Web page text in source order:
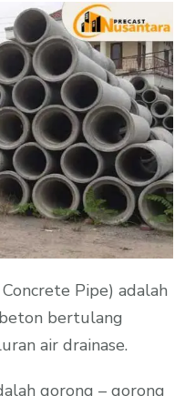
Pipe) adalah
bertulang
air drainase.
gorong – gorong